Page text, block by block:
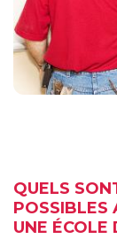
QUELS
POSSIBLES
UNE